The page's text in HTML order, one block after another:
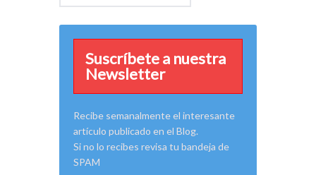
Suscríbete a nuestra
Newsletter
Recibe semanalmente el interesante
artículo publicado en el Blog.
Si no lo recibes revisa tu bandeja de
SPAM